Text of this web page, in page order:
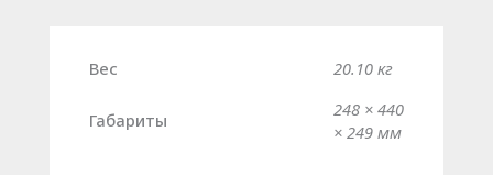
Вес 20.10 кг
Габариты
248 × 440
× 249 мм